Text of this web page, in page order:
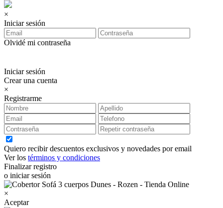
×
Iniciar sesión
Olvidé mi contraseña
Iniciar sesión
Crear una cuenta
×
Registrarme
Quiero recibir descuentos exclusivos y novedades por email
Ver los términos y condiciones
Finalizar registro
o iniciar sesión
×
Aceptar